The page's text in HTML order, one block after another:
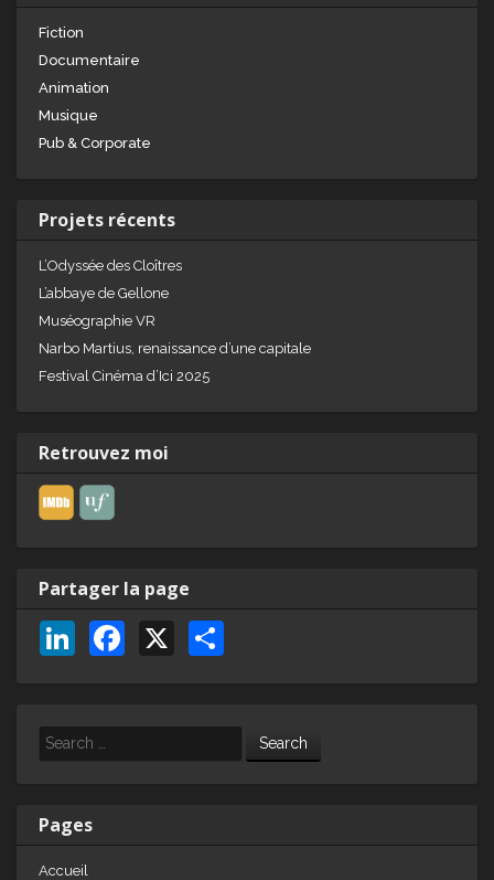
Fiction
Documentaire
Animation
Musique
Pub & Corporate
Projets récents
L’Odyssée des Cloîtres
L’abbaye de Gellone
Muséographie VR
Narbo Martius, renaissance d’une capitale
Festival Cinéma d’Ici 2025
Retrouvez moi
Partager la page
Li
e
n
o
X
Search
Pages
Accueil